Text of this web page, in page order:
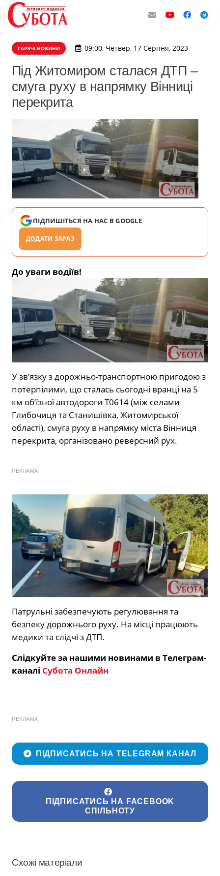
ГАРЯЧІ НОВИНИ 09:00, Четвер, 17 Серпня, 2023
Під Житомиром сталася ДТП –
смуга руху в напрямку Вінниці
перекрита
ПІДПИШІТЬСЯ НА НАС В GOOGLE
ДОДАТИ ЗАРАЗ
До уваги водіїв!
У зв’язку з дорожньо-транспортною пригодою з
потерпілими, що сталась сьогодні вранці на 5
км об’їзної автодороги Т0614 (між селами
Глибочиця та Станишівка, Житомирської
області), смуга руху в напрямку міста Вінниця
перекрита, організовано реверсний рух.
РЕКЛАМА
Патрульні забезпечують регулювання та
безпеку дорожнього руху. На місці працюють
медики та слідчі з ДТП.
Слідкуйте за нашими новинами в Телеграм-
каналі Субота Онлайн
РЕКЛАМА
ПІДПИСАТИСЬ НА TELEGRAM КАНАЛ
ПІДПИСАТИСЬ НА FACEBOOK
СПІЛЬНОТУ
Схожі матеріали